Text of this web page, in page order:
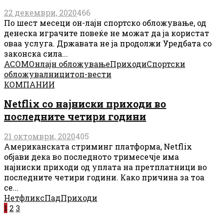
22 декември, 2020466
По шест месеци он-лајн спортско обложување, од
денеска играчите повеќе не можат да ја користат
оваа услуга. Државата не ја продолжи Уредбата со
законска сила...
АСОМОнлајн обложувањеПриходиСпортски
обложувалницитоп-вести
КОМПАНИИ
Netflix со најниски приходи во
последните четири години
21 октомври, 2020405
Американската стриминг платформа, Netflix
објави дека во последното тримесечје има
најниски приходи од уплата на претплатници во
последните четири години. Како причина за тоа
се...
НетфликсПадПриходи
Posts
1 2 3